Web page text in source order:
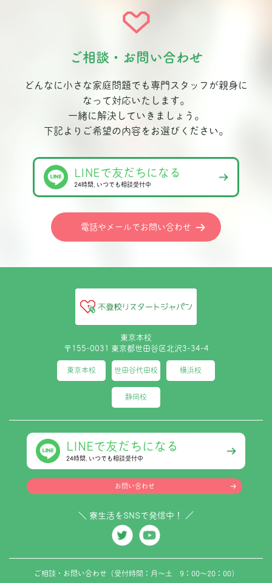
ご相談・お問い合わせ
どんなに小さな家庭問題でも専門スタッフが親身に
なって対応いたします。
一緒に解決していきましょう。
下記よりご希望の内容をお選びください。
LINEで友だちになる
24時間､いつでも相談受付中
電話やメールでお問い合わせ
東京本校
〒155-0031 東京都世田谷区北沢3-34-4
東京本校 世田谷代田校 横浜校
静岡校
LINEで友だちになる
24時間､いつでも相談受付中
お問い合わせ
＼ 寮生活をSNSで発信中！ ／
ご相談・お問い合わせ（受付時間：月～土 9：00～20：00）